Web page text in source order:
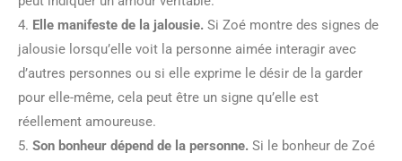
4. Elle manifeste de la jalousie. Si Zoé montre des signes de
jalousie lorsqu’elle voit la personne aimée interagir avec
d’autres personnes ou si elle exprime le désir de la garder
pour elle-même, cela peut être un signe qu’elle est
réellement amoureuse.
5. Son bonheur dépend de la personne. Si le bonheur de Zoé